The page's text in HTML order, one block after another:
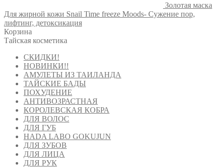
Золотая маска
Для жирной кожи Snail Time freeze Moods- Сужение пор,
лифтинг, детоксикация
Корзина
Тайская косметика
СКИДКИ!
НОВИНКИ!!
АМУЛЕТЫ ИЗ ТАИЛАНДА
ТАЙСКИЕ БАДЫ
ПОХУДЕНИЕ
АНТИВОЗРАСТНАЯ
КОРОЛЕВСКАЯ КОБРА
ДЛЯ ВОЛОС
ДЛЯ ГУБ
HADA LABO GOKUJUN
ДЛЯ ЗУБОВ
ДЛЯ ЛИЦА
ДЛЯ РУК